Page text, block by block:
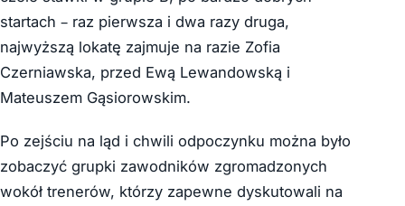
startach – raz pierwsza i dwa razy druga,
najwyższą lokatę zajmuje na razie Zofia
Czerniawska, przed Ewą Lewandowską i
Mateuszem Gąsiorowskim.
Po zejściu na ląd i chwili odpoczynku można było
zobaczyć grupki zawodników zgromadzonych
wokół trenerów, którzy zapewne dyskutowali na